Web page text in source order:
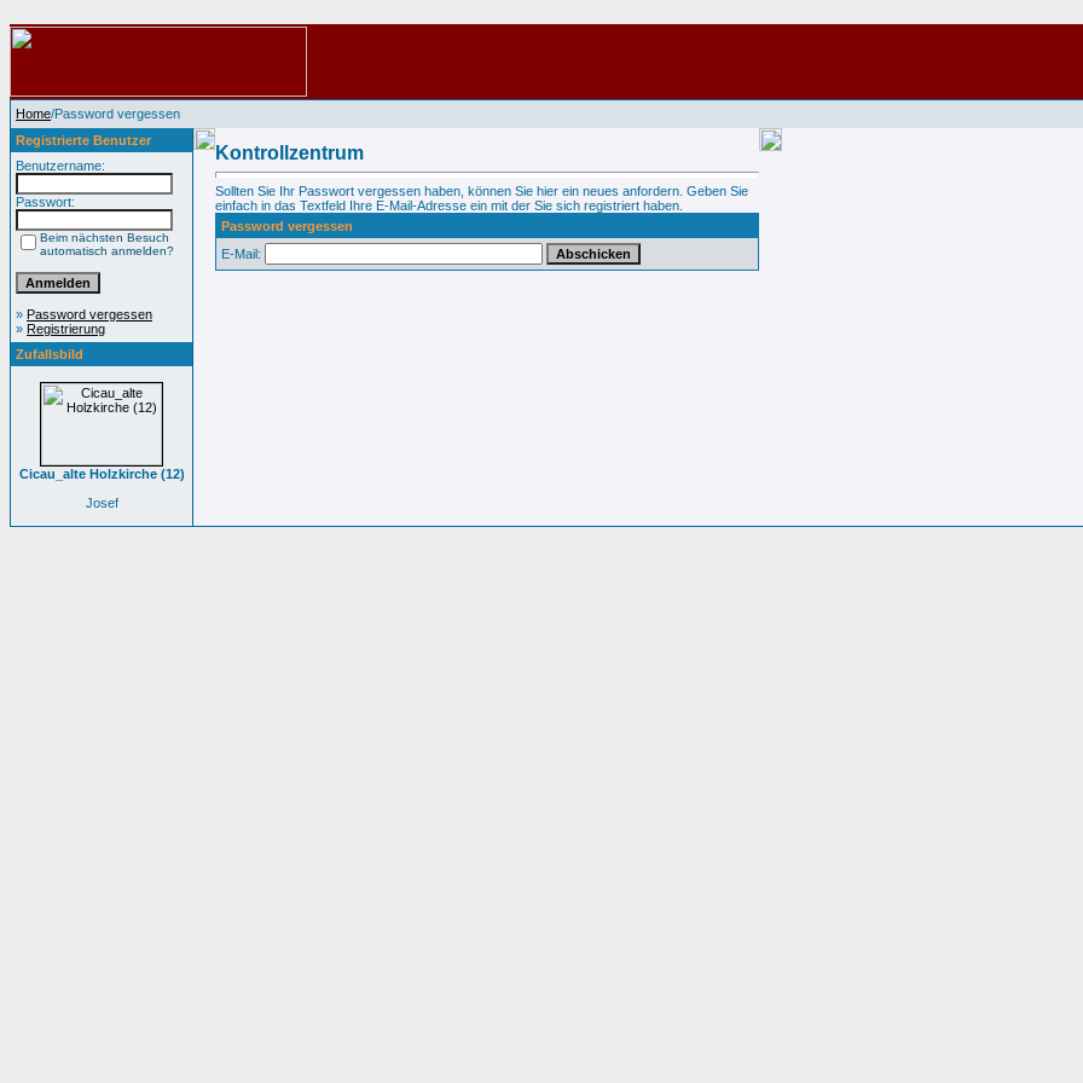
Home/Password vergessen
Registrierte Benutzer
Benutzername:
Passwort:
Beim nächsten Besuch
automatisch anmelden?
» Password vergessen
» Registrierung
Zufallsbild
Cicau_alte Holzkirche (12)
Josef
Kontrollzentrum
Sollten Sie Ihr Passwort vergessen haben, können Sie hier ein neues anfordern. Geben Sie
einfach in das Textfeld Ihre E-Mail-Adresse ein mit der Sie sich registriert haben.
Password vergessen
E-Mail: